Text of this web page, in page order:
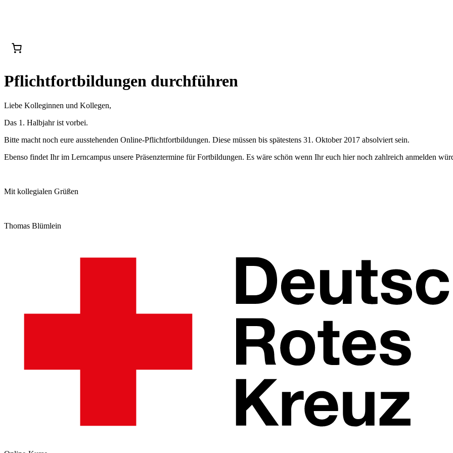
Pflichtfortbildungen durchführen
Liebe Kolleginnen und Kollegen,
Das 1. Halbjahr ist vorbei.
Bitte macht noch eure ausstehenden Online-Pflichtfortbildungen. Diese müssen bis spätestens 31. Oktober 2017 absolviert sein.
Ebenso findet Ihr im Lerncampus unsere Präsenztermine für Fortbildungen. Es wäre schön wenn Ihr euch hier noch zahlreich anmelden
Mit kollegialen Grüßen
Thomas Blümlein